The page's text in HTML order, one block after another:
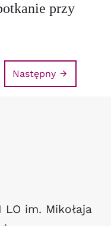
przy
Następny
im. Mikołaja